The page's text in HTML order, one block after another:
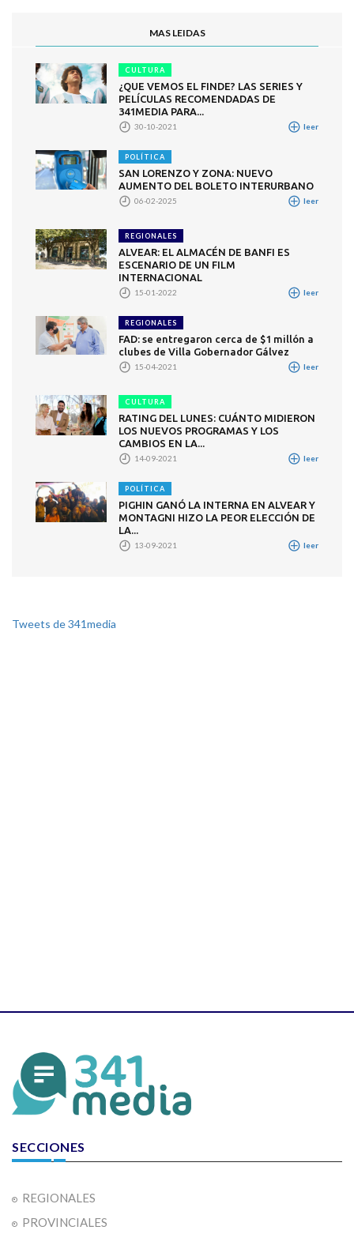
MAS LEIDAS
CULTURA
¿QUE VEMOS EL FINDE? LAS SERIES Y
PELÍCULAS RECOMENDADAS DE
341MEDIA PARA...
30-10-2021 leer
POLÍTICA
SAN LORENZO Y ZONA: NUEVO
AUMENTO DEL BOLETO INTERURBANO
06-02-2025 leer
REGIONALES
ALVEAR: EL ALMACÉN DE BANFI ES
ESCENARIO DE UN FILM
INTERNACIONAL
15-01-2022 leer
REGIONALES
FAD: se entregaron cerca de $1 millón a
clubes de Villa Gobernador Gálvez
15-04-2021 leer
CULTURA
RATING DEL LUNES: CUÁNTO MIDIERON
LOS NUEVOS PROGRAMAS Y LOS
CAMBIOS EN LA...
14-09-2021 leer
POLÍTICA
PIGHIN GANÓ LA INTERNA EN ALVEAR Y
MONTAGNI HIZO LA PEOR ELECCIÓN DE
LA...
13-09-2021 leer
Tweets de 341media
SECCIONES
REGIONALES
PROVINCIALES